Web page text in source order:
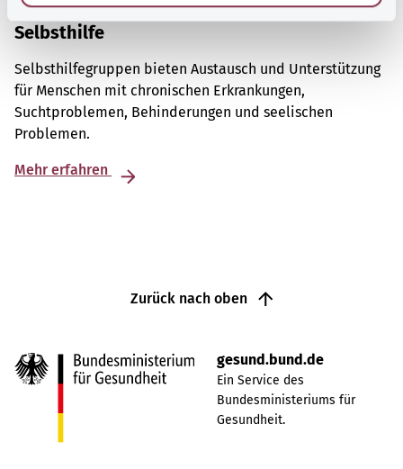
Selbsthilfe
Selbsthilfegruppen bieten Austausch und Unterstützung
für Menschen mit chronischen Erkrankungen,
Suchtproblemen, Behinderungen und seelischen
Problemen.
Mehr erfahren
Zurück nach oben
gesund.bund.de
Ein Service des
Bundesministeriums für
Gesundheit.